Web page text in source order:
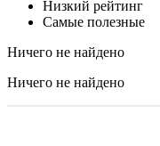
Низкий рейтинг
Самые полезные
Ничего не найдено
Ничего не найдено